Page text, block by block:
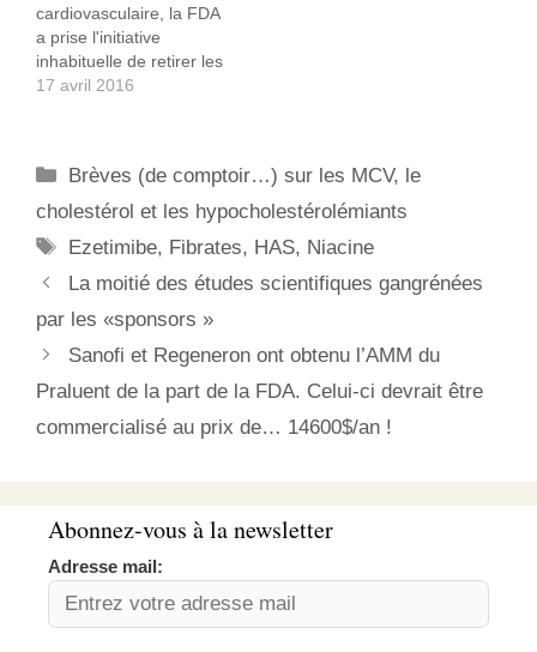
cardiovasculaire, la FDA
a prise l'initiative
inhabituelle de retirer les
approbations qu'elle avait
statines pour traiter un
cholestérol élevé. La
décision affecte la niacine
à libération prolongée
(Niaspan, AbbVie) et de
(Trilipix, AbbVie), ainsi
que…
17 avril 2016
Catégories
Brèves (de comptoir…) sur les MCV, le
cholestérol et les hypocholestérolémiants
Étiquettes
Ezetimibe, Fibrates, HAS, Niacine
La moitié des études scientifiques gangrénées
par les «sponsors »
Sanofi et Regeneron ont obtenu l’AMM du
Praluent de la part de la FDA. Celui-ci devrait être
commercialisé au prix de… 14600$/an !
Abonnez-vous à la newsletter
Adresse mail: